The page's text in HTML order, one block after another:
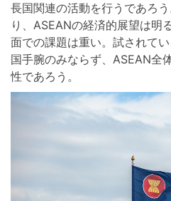
長国関連の活動を行うであろ
り、ASEANの経済的展望は明
面での課題は重い。試されて
国手腕のみならず、ASEAN全
性であろう。